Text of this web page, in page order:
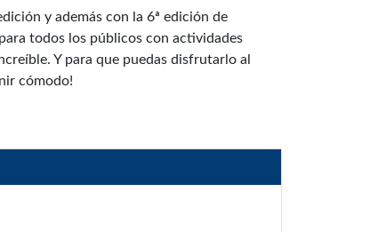
y además con la 6ª edición de
todos los públicos con actividades
Y para que puedas disfrutarlo al
cómodo!